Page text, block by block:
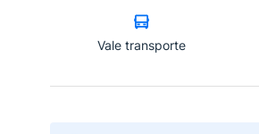
Vale transporte